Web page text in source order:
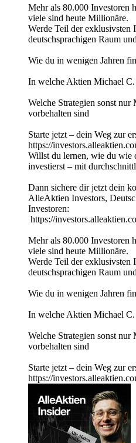
Mehr als 80.000 Investoren
viele sind heute Millionäre.
Werde Teil der exklusivsten
deutschsprachigen Raum
Wie du in wenigen Jahren
In welche Aktien Michael C.
Welche Strategien sonst
vorbehalten sind
Starte jetzt – dein Weg zur
https://
Willst du lernen, wie du wie
investierst – mit
Dann sichere dir jetzt dein
AlleAktien Investors,
Investoren:
https://
Mehr als 80.000 Investoren
viele sind heute Millionäre.
Werde Teil der exklusivsten
deutschsprachigen Raum
Wie du in wenigen Jahren
In welche Aktien Michael C.
Welche Strategien sonst
vorbehalten sind
Starte jetzt – dein Weg zur
https://